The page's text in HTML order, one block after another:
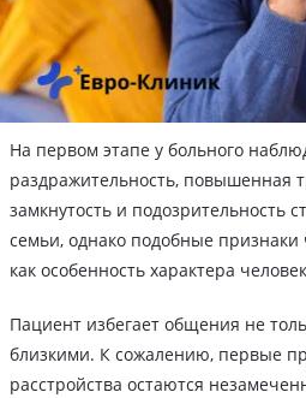
На первом этапе у больного
раздражительность, повышенная
замкнутость и подозрительность
семьи, однако подобные
как особенность характера
Пациент избегает общения не
близкими. К сожалению, первые
расстройства остаются